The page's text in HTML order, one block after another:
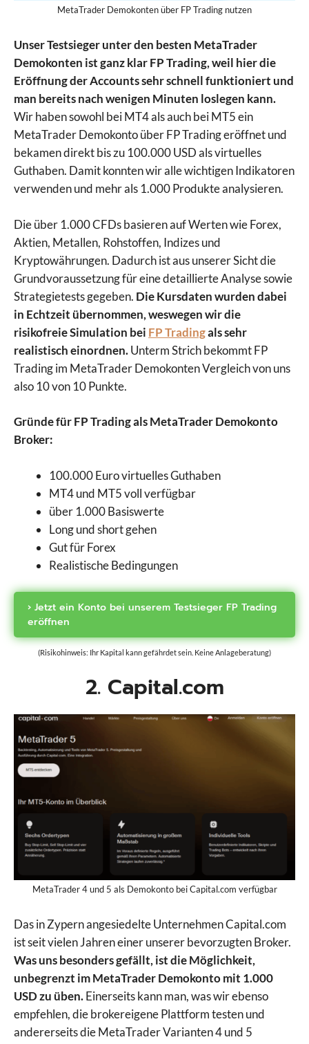
MetaTrader Demokonten über FP Trading nutzen
Unser Testsieger unter den besten MetaTrader
Demokonten ist ganz klar FP Trading, weil hier die
Eröffnung der Accounts sehr schnell funktioniert und
man bereits nach wenigen Minuten loslegen kann.
Wir haben sowohl bei MT4 als auch bei MT5 ein
MetaTrader Demokonto über FP Trading eröffnet und
bekamen direkt bis zu 100.000 USD als virtuelles
Guthaben. Damit konnten wir alle wichtigen Indikatoren
verwenden und mehr als 1.000 Produkte analysieren.
Die über 1.000 CFDs basieren auf Werten wie Forex,
Aktien, Metallen, Rohstoffen, Indizes und
Kryptowährungen. Dadurch ist aus unserer Sicht die
Grundvoraussetzung für eine detaillierte Analyse sowie
Strategietests gegeben. Die Kursdaten wurden dabei
in Echtzeit übernommen, weswegen wir die
risikofreie Simulation bei FP Tradingals sehr
realistisch einordnen.Unterm Strich bekommt FP
Trading im MetaTrader Demokonten Vergleich von uns
also 10 von 10 Punkte.
Gründe für FP Trading als MetaTrader Demokonto
Broker:
100.000 Euro virtuelles Guthaben
MT4 und MT5 voll verfügbar
über 1.000 Basiswerte
Long und short gehen
Gut für Forex
Realistische Bedingungen
› Jetzt ein Konto bei unserem Testsieger FP Trading
eröffnen
(Risikohinweis: Ihr Kapital kann gefährdet sein. Keine Anlageberatung)
2. Capital.com
MetaTrader 4 und 5 als Demokonto bei Capital.com verfügbar
Das in Zypern angesiedelte Unternehmen Capital.com
ist seit vielen Jahren einer unserer bevorzugten Broker.
Was uns besonders gefällt, ist die Möglichkeit,
unbegrenzt im MetaTrader Demokonto mit 1.000
USD zu üben.Einerseits kann man, was wir ebenso
empfehlen, die brokereigene Plattform testen und
andererseits die MetaTrader Varianten 4 und 5